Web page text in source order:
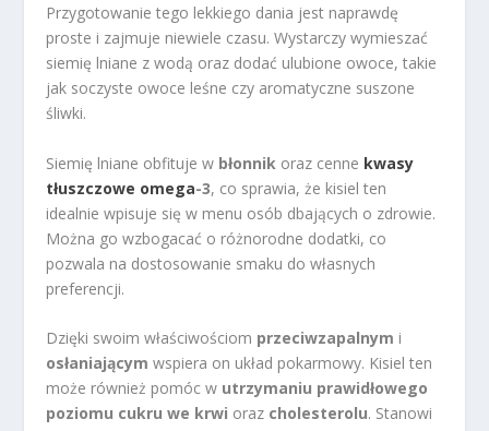
Przygotowanie tego lekkiego dania jest naprawdę
proste i zajmuje niewiele czasu. Wystarczy wymieszać
siemię lniane z wodą oraz dodać ulubione owoce, takie
jak soczyste owoce leśne czy aromatyczne suszone
śliwki.
Siemię lniane obfituje w błonnik oraz cenne kwasy
tłuszczowe omega-3, co sprawia, że kisiel ten
idealnie wpisuje się w menu osób dbających o zdrowie.
Można go wzbogacać o różnorodne dodatki, co
pozwala na dostosowanie smaku do własnych
preferencji.
Dzięki swoim właściwościom przeciwzapalnym i
osłaniającym wspiera on układ pokarmowy. Kisiel ten
może również pomóc w utrzymaniu prawidłowego
poziomu cukru we krwi oraz cholesterolu. Stanowi